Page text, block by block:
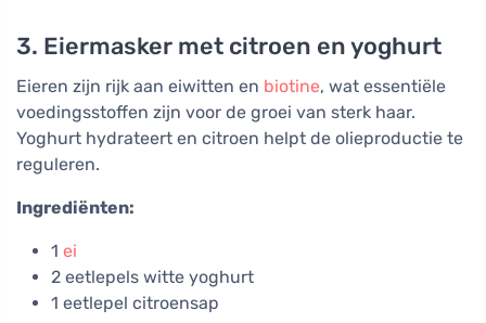
3. Eiermasker met citroen en yoghurt
Eieren zijn rijk aan eiwitten en biotine, wat essentiële
voedingsstoffen zijn voor de groei van sterk haar.
Yoghurt hydrateert en citroen helpt de olieproductie te
reguleren.
Ingrediënten:
1 ei
2 eetlepels witte yoghurt
1 eetlepel citroensap